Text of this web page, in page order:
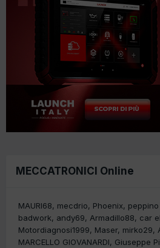
MECCATRONICI Online
MAURI68 mecdrio Phoenix
badwork andy69 Armadillo88
car
Motordiagnosi1999
Maser mirko29
MARCELLO GIOVANARDI
Giuseppe